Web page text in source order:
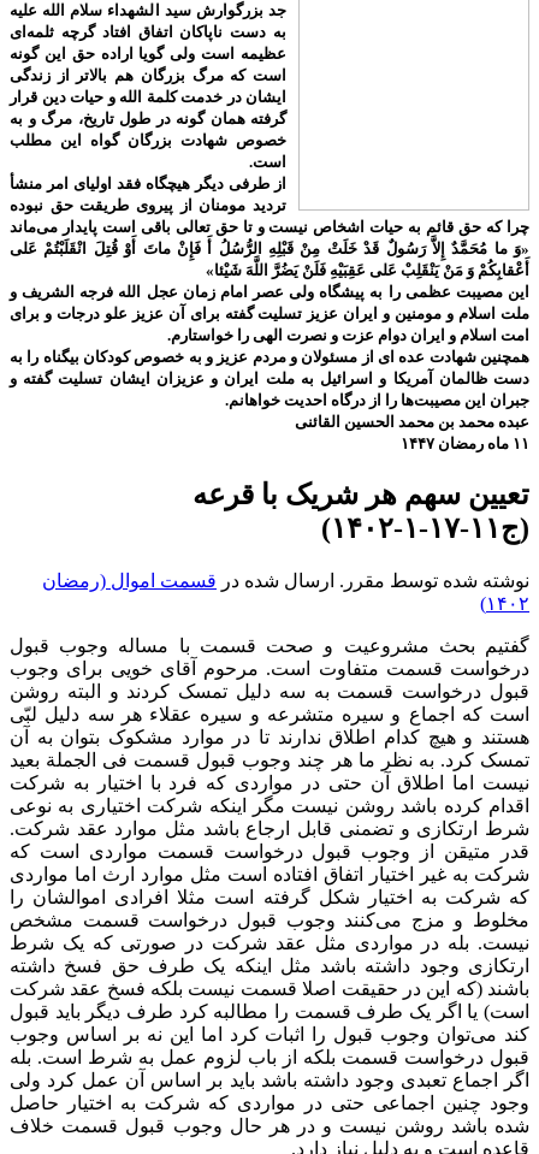
جد بزرگوارش سید الشهداء سلام الله علیه
به دست ناپاکان اتفاق افتاد گرچه ثلمه‌ای
عظیمه است ولی گویا اراده حق این گونه
است که مرگ بزرگان هم بالاتر از زندگی
ایشان در خدمت کلمة الله و حیات دین قرار
گرفته همان گونه در طول تاریخ، مرگ و به
خصوص شهادت بزرگان گواه این مطلب
است.
از طرفی دیگر هیچگاه فقد اولیای امر منشأ
تردید مومنان از پیروی طریقت حق نبوده
چرا که حق قائم به حیات اشخاص نیست و تا حق تعالی باقی است پایدار می‌ماند
«وَ ما مُحَمَّدٌ إِلاَّ رَسُولٌ قَدْ خَلَتْ مِنْ قَبْلِهِ الرُّسُلُ أَ فَإِنْ ماتَ أَوْ قُتِلَ انْقَلَبْتُمْ عَلى‌
أَعْقابِكُمْ وَ مَنْ يَنْقَلِبْ عَلى‌ عَقِبَيْهِ فَلَنْ يَضُرَّ اللَّهَ شَيْئا»
این مصیبت عظمی را به پیشگاه ولی عصر امام زمان عجل الله فرجه الشریف و
ملت اسلام و مومنین و ایران عزیز تسلیت گفته برای آن عزیز علو درجات و برای
امت اسلام و ایران دوام عزت و نصرت الهی را خواستارم.
همچنین شهادت عده ای از مسئولان و مردم عزیز و به خصوص کودکان بیگناه را به
دست ظالمان آمریکا و اسرائیل به ملت ایران و عزیزان ایشان تسلیت گفته و
جبران این مصیبت‌ها را از درگاه احدیت خواهانم.
عبده محمد بن محمد الحسین القائنی
۱۱ ماه رمضان ۱۴۴۷
تعیین سهم هر شریک با قرعه
(ج۱۱-۱۷-۱-۱۴۰۲)
نوشته شده توسط مقرر. ارسال شده در قسمت اموال (رمضان
۱۴۰۲)
گفتیم بحث مشروعیت و صحت قسمت با مساله وجوب قبول
درخواست قسمت متفاوت است. مرحوم آقای خویی برای وجوب
قبول درخواست قسمت به سه دلیل تمسک کردند و البته روشن
است که اجماع و سیره متشرعه و سیره عقلاء هر سه دلیل لبّی
هستند و هیچ کدام اطلاق ندارند تا در موارد مشکوک بتوان به آن
تمسک کرد. به نظر ما هر چند وجوب قبول قسمت فی الجملة بعید
نیست اما اطلاق آن حتی در مواردی که فرد با اختیار به شرکت
اقدام کرده باشد روشن نیست مگر اینکه شرکت اختیاری به نوعی
شرط ارتکازی و تضمنی قابل ارجاع باشد مثل موارد عقد شرکت.
قدر متیقن از وجوب قبول درخواست قسمت مواردی است که
شرکت به غیر اختیار اتفاق افتاده است مثل موارد ارث اما مواردی
که شرکت به اختیار شکل گرفته است مثلا افرادی اموالشان را
مخلوط و مزج می‌کنند وجوب قبول درخواست قسمت مشخص
نیست. بله در مواردی مثل عقد شرکت در صورتی که یک شرط
ارتکازی وجود داشته باشد مثل اینکه یک طرف حق فسخ داشته
باشند (که این در حقیقت اصلا قسمت نیست بلکه فسخ عقد شرکت
است) یا اگر یک طرف قسمت را مطالبه کرد طرف دیگر باید قبول
کند می‌توان وجوب قبول را اثبات کرد اما این نه بر اساس وجوب
قبول درخواست قسمت بلکه از باب لزوم عمل به شرط است. بله
اگر اجماع تعبدی وجود داشته باشد باید بر اساس آن عمل کرد ولی
وجود چنین اجماعی حتی در مواردی که شرکت به اختیار حاصل
شده باشد روشن نیست و در هر حال وجوب قبول قسمت خلاف
قاعده است و به دلیل نیاز دارد.